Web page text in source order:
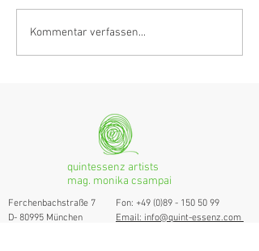
Anastasia Schmidlin:
Klarinettistin, Tonmeisterin,
Kommentar verfassen...
quintessenz artists
mag. monika csampai
Ferchenbachstraße 7
D- 80995 München
Fon: +49 (0)89 - 150 50 99
Email: info@quint-essenz.com